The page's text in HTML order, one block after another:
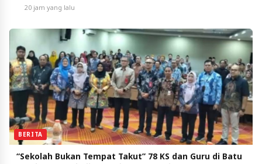
20 jam yang lalu
BERITA
“Sekolah Bukan Tempat Takut” 78 KS dan Guru di Batu